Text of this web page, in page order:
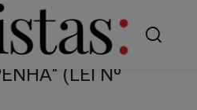
(LEI Nº